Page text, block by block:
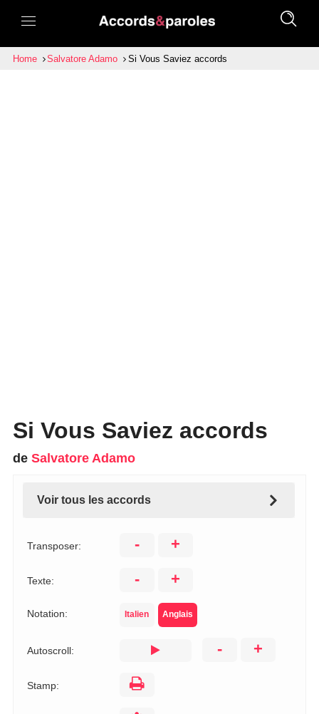
Home Salvatore Adamo Si Vous Saviez accords
Si Vous Saviez accords
de Salvatore Adamo
Voir tous les accords
Transposer: - +
Texte: - +
Notation: Italien Anglais
Autoscroll: - +
Stamp: